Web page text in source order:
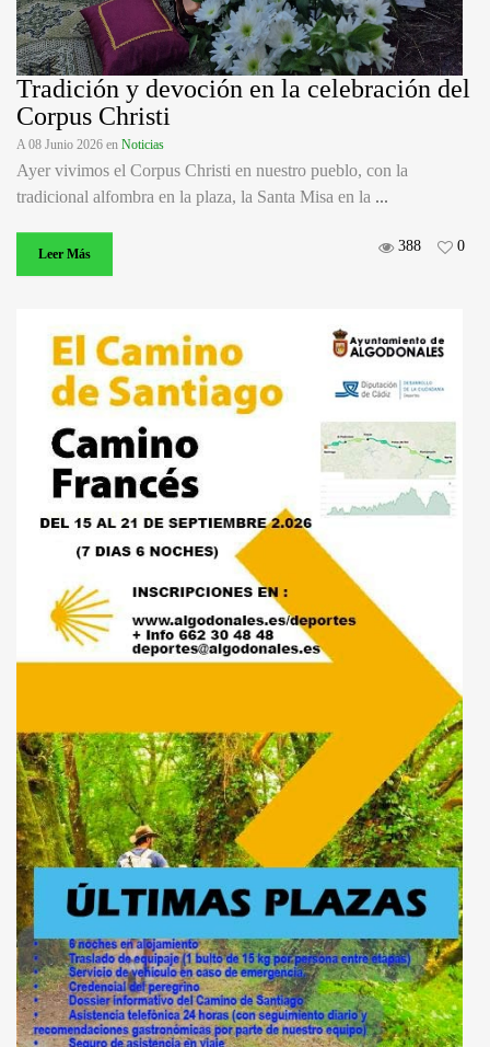
Tradición y devoción en la celebración del
Corpus Christi
A 08 Junio 2026 en Noticias
Ayer vivimos el Corpus Christi en nuestro pueblo, con la
tradicional alfombra en la plaza, la Santa Misa en la ...
Leer Más 388 0